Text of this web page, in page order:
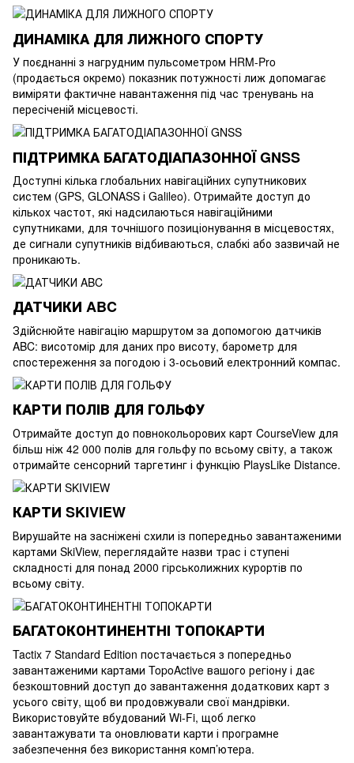
ДИНАМІКА ДЛЯ ЛИЖНОГО СПОРТУ
У поєднанні з нагрудним пульсометром HRM-Pro
(продається окремо) показник потужності лиж допомагає
виміряти фактичне навантаження під час тренувань на
пересіченій місцевості.
ПІДТРИМКА БАГАТОДІАПАЗОННОЇ GNSS
Доступні кілька глобальних навігаційних супутникових
систем (GPS, GLONASS і Galileo). Отримайте доступ до
кількох частот, які надсилаються навігаційними
супутниками, для точнішого позиціонування в місцевостях,
де сигнали супутників відбиваються, слабкі або зазвичай не
проникають.
ДАТЧИКИ ABC
Здійснюйте навігацію маршрутом за допомогою датчиків
ABC: висотомір для даних про висоту, барометр для
спостереження за погодою і 3-осьовий електронний компас.
КАРТИ ПОЛІВ ДЛЯ ГОЛЬФУ
Отримайте доступ до повнокольорових карт CourseView для
більш ніж 42 000 полів для гольфу по всьому світу, а також
отримайте сенсорний таргетинг і функцію PlaysLike Distance.
КАРТИ SKIVIEW
Вирушайте на засніжені схили із попередньо завантаженими
картами SkiView, переглядайте назви трас і ступені
складності для понад 2000 гірськолижних курортів по
всьому світу.
БАГАТОКОНТИНЕНТНІ ТОПОКАРТИ
Tactix 7 Standard Edition постачається з попередньо
завантаженими картами TopoActive вашого регіону і дає
безкоштовний доступ до завантаження додаткових карт з
усього світу, щоб ви продовжували свої мандрівки.
Використовуйте вбудований Wi-Fi, щоб легко
завантажувати та оновлювати карти і програмне
забезпечення без використання комп’ютера.